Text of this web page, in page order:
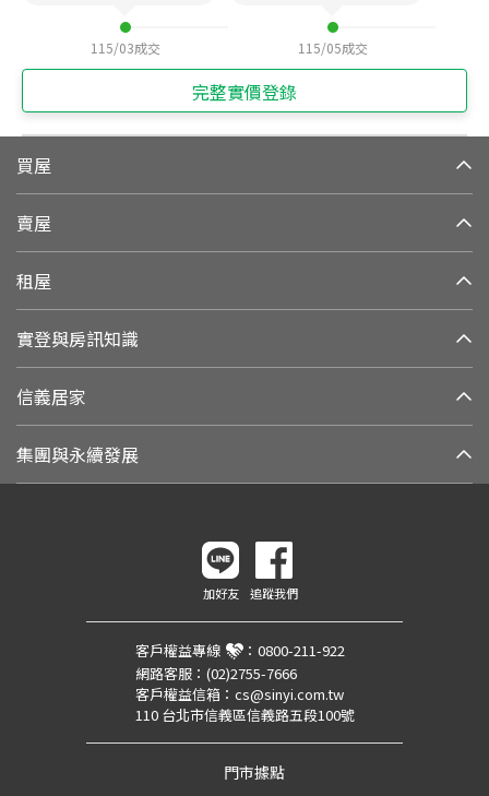
115/03成交 115/05成交
完整實價登錄
買屋
賣屋
租屋
實登與房訊知識
信義居家
集團與永續發展
加好友 追蹤我們
客戶權益專線 ： 0800-211-922
網路客服： (02)2755-7666
客戶權益信箱： cs@sinyi.com.tw
110 台北市信義區信義路五段100號
門市據點